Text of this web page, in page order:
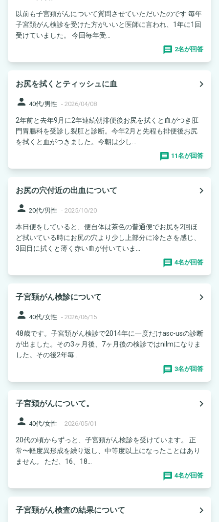
以前も子宮頚がんについて質問させていただいたのです 毎年
子宮頚がん検診を受けた方がいいと医師に言われ、1年に1回
受けていました。 今回毎年受...
2名が回答
お尻を拭くとティッシュに血
navigate_next
person 40代/男性 - 2026/04/08
2年前と去年9月に2年連続朝排便後お尻を拭くと血がつき肛
門胃腸科を受診し裂肛と診断。今年2月と先程も排便後お尻
を拭くと血がつきました。今朝は少し...
11名が回答
お尻の穴付近の出血について
navigate_next
person 20代/男性 - 2025/10/20
本日便をしていると、便自体は茶色の普通便でお尻を2回ほ
ど拭いている時にお尻の穴より少し上部分に冷たさを感じ、
3回目に拭くと薄く赤い血が付いていま...
4名が回答
子宮頚がん検診について
navigate_next
person 40代/女性 - 2026/06/15
48歳です。子宮頚がん検診で2014年に一度だけasc-usの診断
が出ました。その3ヶ月後、7ヶ月後の検診ではnilmになりま
した。その後2年毎...
3名が回答
子宮頚がんについて。
navigate_next
person 40代/女性 - 2026/05/01
20代の頃からずっと、子宮頚がん検診を受けています。 正
常〜軽度異形成を繰り返し、中等度以上になったことはあり
ません。 ただ、16、18...
4名が回答
子宮頚がん検査の結果について
navigate_next